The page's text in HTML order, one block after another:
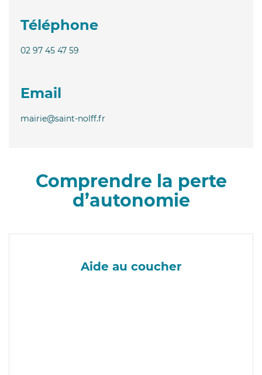
Téléphone
02 97 45 47 59
Email
mairie@saint-nolff.fr
Comprendre la perte
d’autonomie
Aide au coucher